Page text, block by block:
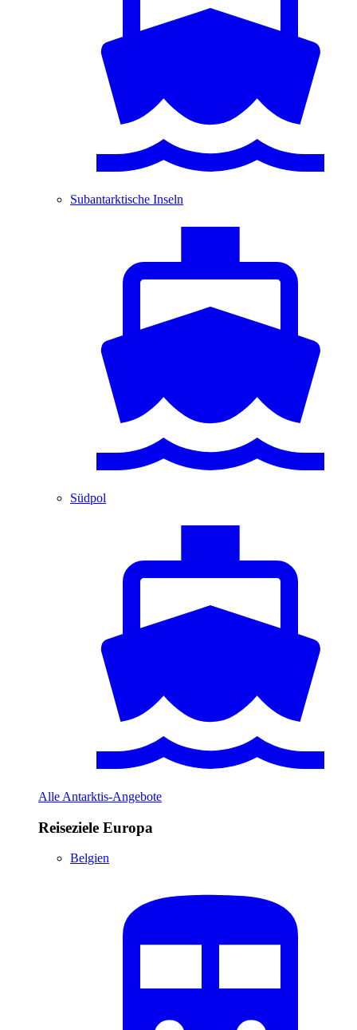
Subantarktische Inseln
Südpol
Alle Antarktis-Angebote
Reiseziele Europa
Belgien